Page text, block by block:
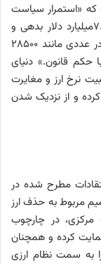
که «استمرار سیاست
ارز ۲۸۵۰۰ تومانی در بازه ۱۴۰۲ تا ۱۴۰۴، حدود ۷.۵‌میلیارد دلار بدهی و
تعهد ارزی ایجاد کرد» و «تثبیت دستوری نرخ ارز در عددی مانند ۲۸۵۰۰
حکم قانون.» دنیای
نرخ ارز و مغایرت
و از نزدیک شدن
مطرح شده در
مربوط به حذف ارز
مرکزی، در چارچوب
کرده و همچنان
به سمت نظام ارزی